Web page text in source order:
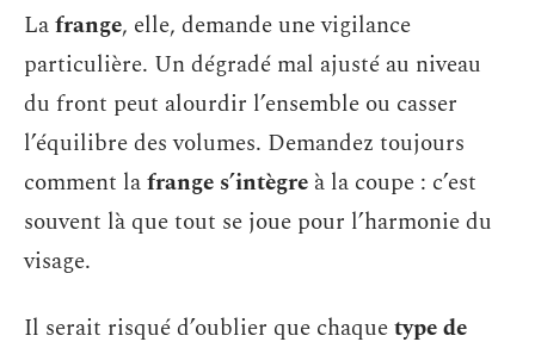
Lafrange, elle, demande une vigilance
particulière. Un dégradé mal ajusté au niveau
du front peut alourdir l’ensemble ou casser
l’équilibre des volumes. Demandez toujours
comment lafrange s’intègre à la coupe : c’est
souvent là que tout se joue pour l’harmonie du
visage.
Il serait risqué d’oublier que chaquetype de